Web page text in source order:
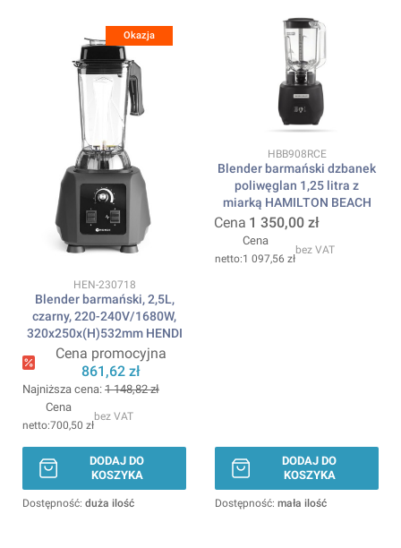
Okazja
Kod produktu
HEN-230718
Blender barmański, 2,5L,
czarny, 220-240V/1680W,
320x250x(H)532mm HENDI
Cena promocyjna
861,62 zł
Najniższa cena: 1 148,82 zł
Cena
700,50 zł
bez VAT
DODAJ DO
KOSZYKA
Dostępność: duża ilość
Kod produktu
HBB908RCE
Blender barmański dzbanek
poliwęglan 1,25 litra z
miarką HAMILTON BEACH
Cena 1 350,00 zł
Cena
1 097,56 zł
bez VAT
DODAJ DO
KOSZYKA
Dostępność: mała ilość